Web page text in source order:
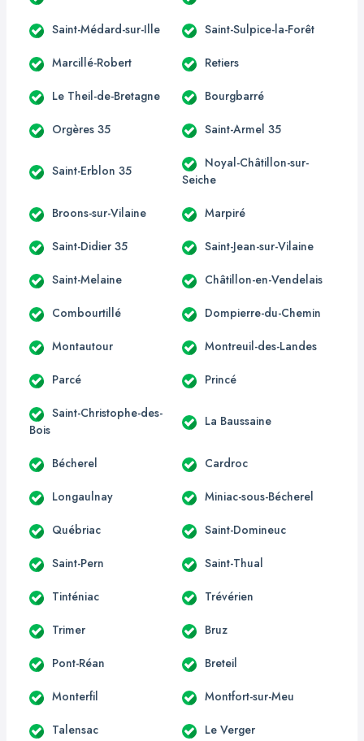
Saint-Médard-sur-Ille Saint-Sulpice-la-Forêt
Marcillé-Robert Retiers
Le Theil-de-Bretagne Bourgbarré
Orgères 35 Saint-Armel 35
Saint-Erblon 35
Noyal-Châtillon-sur-
Seiche
Broons-sur-Vilaine Marpiré
Saint-Didier 35 Saint-Jean-sur-Vilaine
Saint-Melaine Châtillon-en-Vendelais
Combourtillé Dompierre-du-Chemin
Montautour Montreuil-des-Landes
Parcé Princé
Saint-Christophe-des-
Bois
La Baussaine
Bécherel Cardroc
Longaulnay Miniac-sous-Bécherel
Québriac Saint-Domineuc
Saint-Pern Saint-Thual
Tinténiac Trévérien
Trimer Bruz
Pont-Réan Breteil
Monterfil Montfort-sur-Meu
Talensac Le Verger